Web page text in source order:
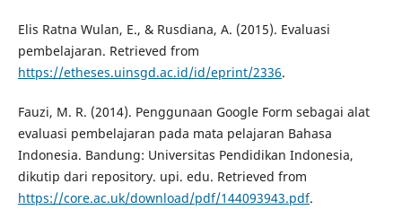
Elis Ratna Wulan, E., & Rusdiana, A. (2015). Evaluasi
pembelajaran. Retrieved from
https://etheses.uinsgd.ac.id/id/eprint/2336.
Fauzi, M. R. (2014). Penggunaan Google Form sebagai alat
evaluasi pembelajaran pada mata pelajaran Bahasa
Indonesia. Bandung: Universitas Pendidikan Indonesia,
dikutip dari repository. upi. edu. Retrieved from
https://core.ac.uk/download/pdf/144093943.pdf.